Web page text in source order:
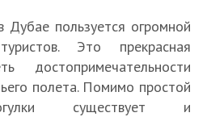
Дубае пользуется огромной
Это прекрасная
достопримечательности
полета. Помимо простой
существует и